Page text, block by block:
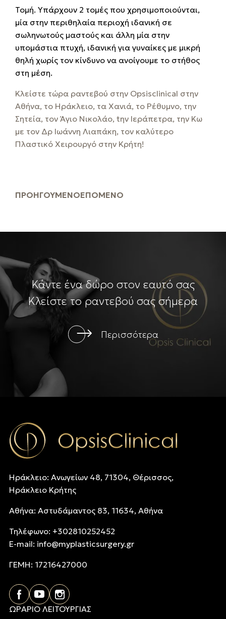
Τομή. Υπάρχουν 2 τομές που χρησιμοποιούνται,
μία στην περιθηλαία περιοχή ιδανική σε
σωληνωτούς μαστούς και άλλη μία στην
υπομάστια πτυχή, ιδανική για γυναίκες με μικρή
θηλή χωρίς τον κίνδυνο να ανοίγουμε το στήθος
στη μέση.
Κλείστε τώρα ραντεβού στην Opsisclinical στην
Αθήνα, το Ηράκλειο, τα Χανιά, το Ρέθυμνο, την
Σητεία, τον Άγιο Νικολάο, tην Ιεράπετρα, την Κω
με τον Δρ Ιωάννη Λιαπάκη, τον καλύτερο
Πλαστικό Χειρουργό στην Κρήτη!
ΠΡΟΗΓΟΎΜΕΝΟΕΠΌΜΕΝΟ
Κάντε ένα δώρο στον εαυτό σας
Κλείστε το ραντεβού σας σήμερα
Περισσότερα
Ηράκλειο: Ανωγείων 48, 71304, Θέρισσος,
Ηράκλειο Κρήτης
Αθήνα: Αστυδάμαντος 83, 11634, Αθήνα
Τηλέφωνo: +302810252452
E-mail: info@myplasticsurgery.gr
ΓΕΜΗ: 17216427000
ΩΡΑΡΙΟ ΛΕΙΤΟΥΡΓΙΑΣ